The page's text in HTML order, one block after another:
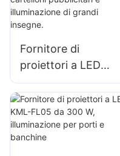
stoccaggio
Fornitore di
proiettori a LED
KML-FL05 da 240
W, adatti per
impianti industriali,
cartelloni